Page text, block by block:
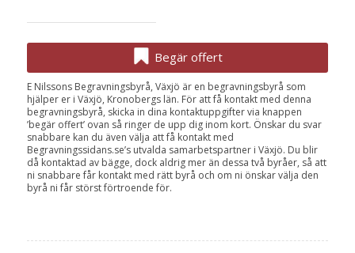
Begär offert
E Nilssons Begravningsbyrå, Växjö är en begravningsbyrå som
hjälper er i Växjö, Kronobergs län. För att få kontakt med denna
begravningsbyrå, skicka in dina kontaktuppgifter via knappen
’begär offert’ ovan så ringer de upp dig inom kort. Önskar du svar
snabbare kan du även välja att få kontakt med
Begravningssidans.se’s utvalda samarbetspartner i Växjö. Du blir
då kontaktad av bägge, dock aldrig mer än dessa två byråer, så att
ni snabbare får kontakt med rätt byrå och om ni önskar välja den
byrå ni får störst förtroende för.